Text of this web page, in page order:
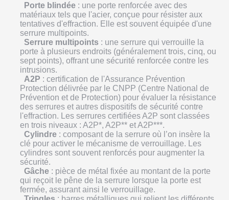
Porte blindée : une porte renforcée avec des
matériaux tels que l'acier, conçue pour résister aux
tentatives d'effraction. Elle est souvent équipée d'une
serrure multipoints.
Serrure multipoints : une serrure qui verrouille la
porte à plusieurs endroits (généralement trois, cinq, ou
sept points), offrant une sécurité renforcée contre les
intrusions.
A2P : certification de l'Assurance Prévention
Protection délivrée par le CNPP (Centre National de
Prévention et de Protection) pour évaluer la résistance
des serrures et autres dispositifs de sécurité contre
l'effraction. Les serrures certifiées A2P sont classées
en trois niveaux : A2P*, A2P** et A2P***.
Cylindre : composant de la serrure où l’on insère la
clé pour activer le mécanisme de verrouillage. Les
cylindres sont souvent renforcés pour augmenter la
sécurité.
Gâche : pièce de métal fixée au montant de la porte
qui reçoit le pêne de la serrure lorsque la porte est
fermée, assurant ainsi le verrouillage.